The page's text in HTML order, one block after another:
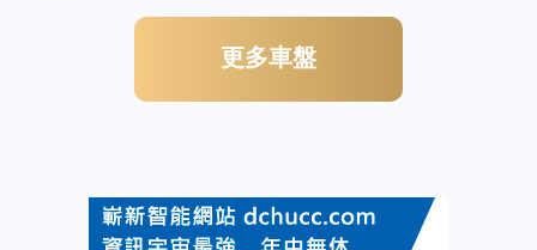
更多車盤